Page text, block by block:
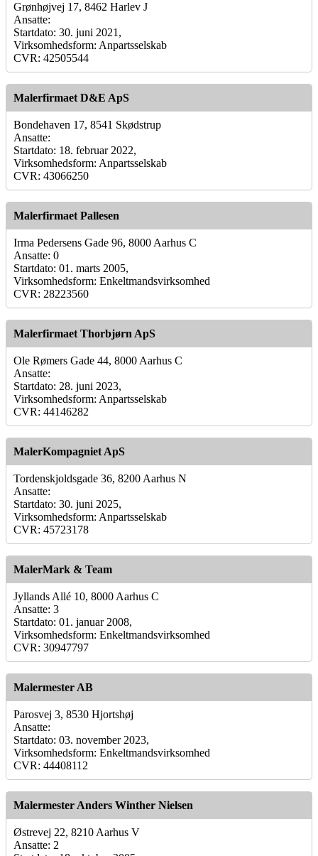
Grønhøjvej 17, 8462 Harlev J
Ansatte:
Startdato: 30. juni 2021,
Virksomhedsform: Anpartsselskab
CVR: 42505544
Malerfirmaet D&E ApS
Bondehaven 17, 8541 Skødstrup
Ansatte:
Startdato: 18. februar 2022,
Virksomhedsform: Anpartsselskab
CVR: 43066250
Malerfirmaet Pallesen
Irma Pedersens Gade 96, 8000 Aarhus C
Ansatte: 0
Startdato: 01. marts 2005,
Virksomhedsform: Enkeltmandsvirksomhed
CVR: 28223560
Malerfirmaet Thorbjørn ApS
Ole Rømers Gade 44, 8000 Aarhus C
Ansatte:
Startdato: 28. juni 2023,
Virksomhedsform: Anpartsselskab
CVR: 44146282
MalerKompagniet ApS
Tordenskjoldsgade 36, 8200 Aarhus N
Ansatte:
Startdato: 30. juni 2025,
Virksomhedsform: Anpartsselskab
CVR: 45723178
MalerMark & Team
Jyllands Allé 10, 8000 Aarhus C
Ansatte: 3
Startdato: 01. januar 2008,
Virksomhedsform: Enkeltmandsvirksomhed
CVR: 30947797
Malermester AB
Parosvej 3, 8530 Hjortshøj
Ansatte:
Startdato: 03. november 2023,
Virksomhedsform: Enkeltmandsvirksomhed
CVR: 44408112
Malermester Anders Winther Nielsen
Østrevej 22, 8210 Aarhus V
Ansatte: 2